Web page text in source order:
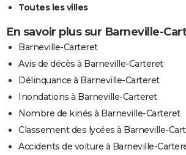
Toutes les villes
En savoir plus sur Barneville-
Barneville-Carteret
Avis de décès à Barneville-Carteret
Délinquance à Barneville-Carteret
Inondations à Barneville-Carteret
Nombre de kinés à Barneville-Carteret
Classement des lycées à Barneville-
Accidents de voiture à Barneville-